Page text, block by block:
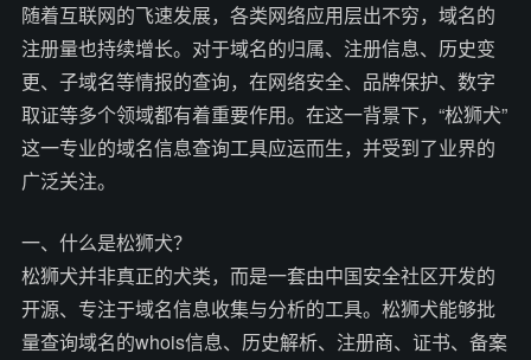
随着互联网的飞速发展，各类网络应用层出不穷，域名的
注册量也持续增长。对于域名的归属、注册信息、历史变
更、子域名等情报的查询，在网络安全、品牌保护、数字
取证等多个领域都有着重要作用。在这一背景下，“松狮犬”
这一专业的域名信息查询工具应运而生，并受到了业界的
广泛关注。
一、什么是松狮犬？
松狮犬并非真正的犬类，而是一套由中国安全社区开发的
开源、专注于域名信息收集与分析的工具。松狮犬能够批
量查询域名的whois信息、历史解析、注册商、证书、备案